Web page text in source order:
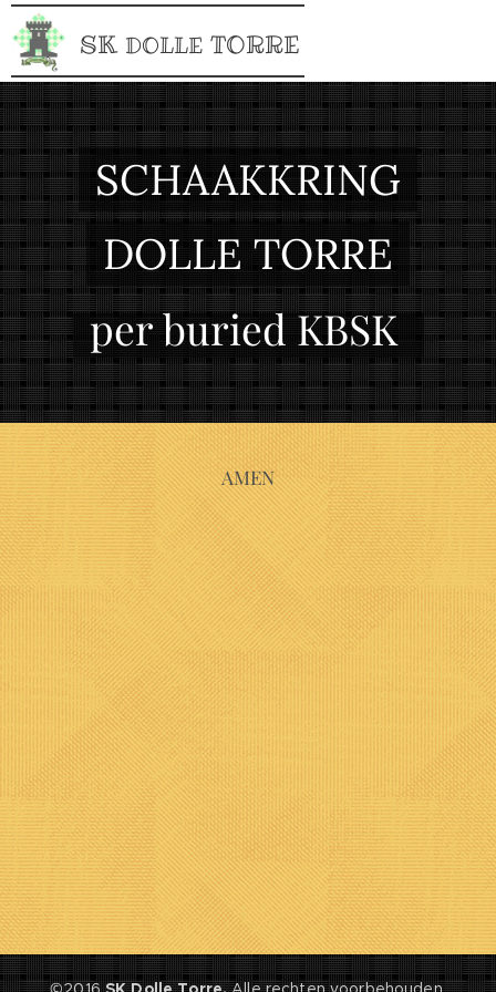
SK DOLLE TORRE
SCHAAKKRING
DOLLE TORRE
per buried KBSK
AMEN